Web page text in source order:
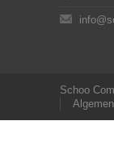
Schoo